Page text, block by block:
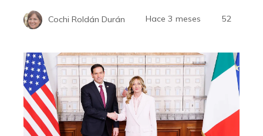
Cochi Roldán Durán Hace 3 meses 52